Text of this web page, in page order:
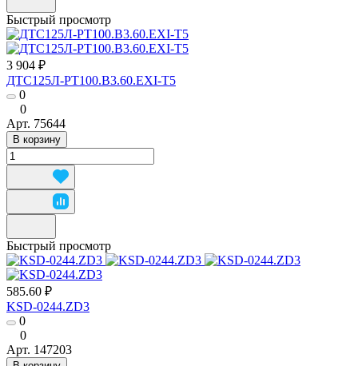
Быстрый просмотр
3 904 ₽
ДТС125Л-РТ100.В3.60.ЕХI-Т5
0
0
Арт. 75644
В корзину
Быстрый просмотр
585.60 ₽
KSD-0244.ZD3
0
0
Арт. 147203